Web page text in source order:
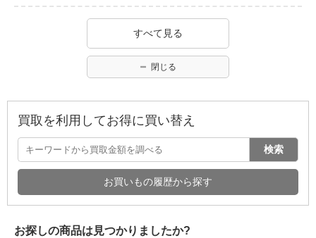
すべて見る
閉じる
買取を利用してお得に買い替え
検索
お買いもの履歴から探す
お探しの商品は見つかりましたか?